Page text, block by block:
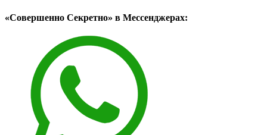
«Совершенно Секретно» в Мессенджерах: